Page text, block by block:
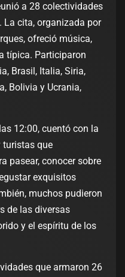
a 28 colectividades
La cita, organizada por
ofreció música,
típica. Participaron
Brasil, Italia, Siria,
Bolivia y Ucrania,
12:00, cuentó con la
turistas que
pasear, conocer sobre
exquisitos
muchos pudieron
de las diversas
y el espíritu de los
que armaron 26